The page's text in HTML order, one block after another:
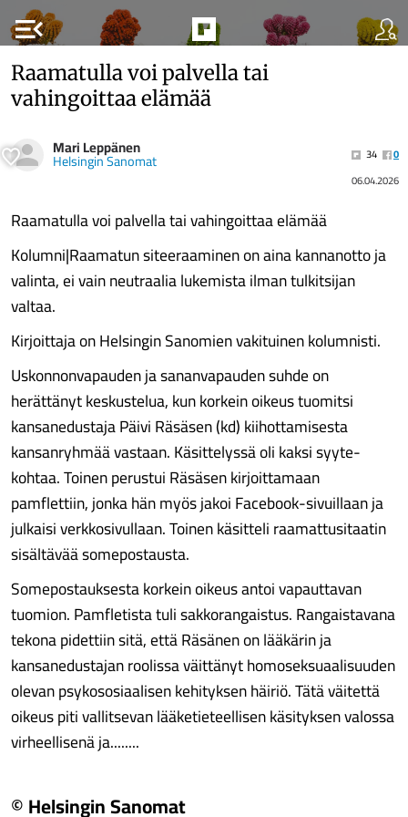
menu_open
Raamatulla voi palvella tai
vahingoittaa elämää
Mari Leppänen
Helsingin Sanomat 34
0
06.04.2026
Raamatulla voi palvella tai vahingoittaa elämää
Kolumni|Raamatun siteeraaminen on aina kannanotto ja
valinta, ei vain neutraalia lukemista ilman tulkitsijan
valtaa.
Kirjoittaja on Helsingin Sanomien vakituinen kolumnisti.
Uskonnonvapauden ja sanan­vapauden suhde on
herättänyt keskustelua, kun korkein oikeus tuomitsi
kansan­edustaja Päivi Räsäsen (kd) kiihottamisesta
kansan­ryhmää vastaan. Käsittelyssä oli kaksi syyte­
kohtaa. Toinen perustui Räsäsen kirjoittamaan
pamflettiin, jonka hän myös jakoi Facebook-sivuillaan ja
julkaisi verkko­sivullaan. Toinen käsitteli raamattu­sitaatin
sisältävää some­postausta.
Somepostauksesta korkein oikeus antoi vapauttavan
tuomion. Pamfletista tuli sakkorangaistus. Rangaistavana
tekona pidettiin sitä, että Räsänen on lääkärin ja
kansanedustajan roolissa väittänyt homoseksuaalisuuden
olevan psykososiaalisen kehityksen häiriö. Tätä väitettä
oikeus piti vallitsevan lääketieteellisen käsityksen valossa
virheellisenä ja........
© Helsingin Sanomat